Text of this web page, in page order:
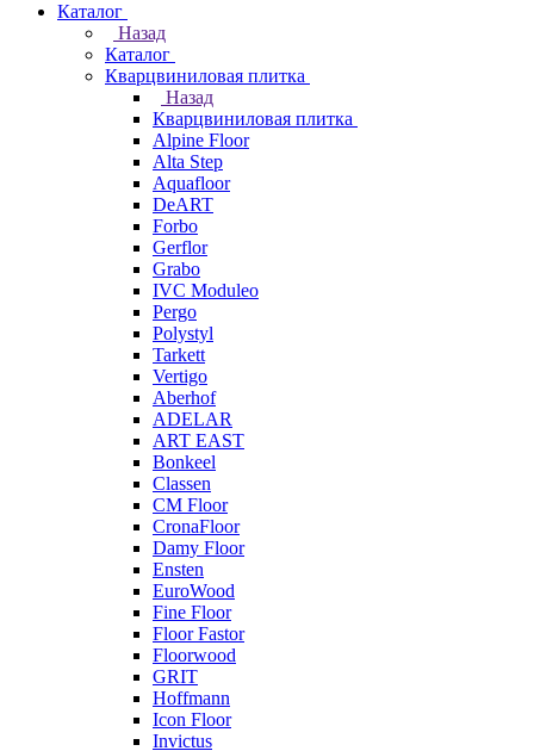
Каталог
Назад
Каталог
Кварцвиниловая плитка
Назад
Кварцвиниловая плитка
Alpine Floor
Alta Step
Aquafloor
DeART
Forbo
Gerflor
Grabo
IVC Moduleo
Pergo
Polystyl
Tarkett
Vertigo
Aberhof
ADELAR
ART EAST
Bonkeel
Classen
CM Floor
CronaFloor
Damy Floor
Ensten
EuroWood
Fine Floor
Floor Fastor
Floorwood
GRIT
Hoffmann
Icon Floor
Invictus